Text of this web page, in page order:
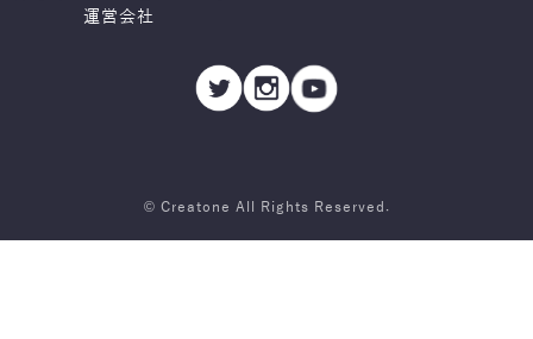
運営会社
© Creatone All Rights Reserved.